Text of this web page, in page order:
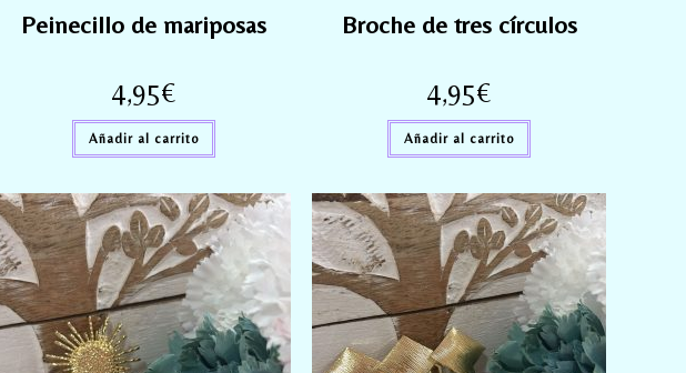
Peinecillo de mariposas
4,95€
Añadir al carrito
Broche de tres círculos
4,95€
Añadir al carrito